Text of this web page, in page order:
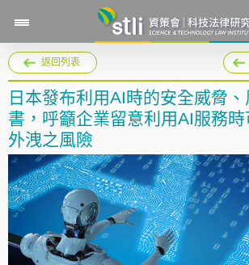
返回列表
日本發布利用AI時的安全威脅
書，呼籲企業留意利用AI服務
外洩之風險